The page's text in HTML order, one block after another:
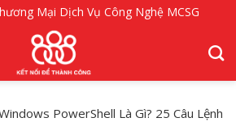
Mại Dịch Vụ Công Nghệ MCSG
PowerShell Là Gì? 25 Câu Lệnh